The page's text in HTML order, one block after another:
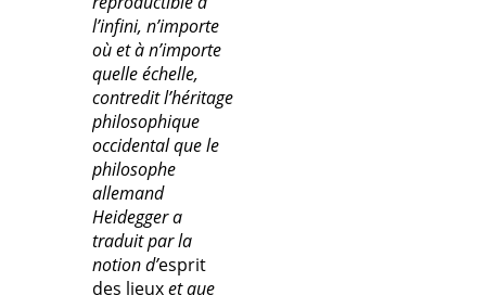
l’infini, n’importe
où et à n’importe
quelle échelle,
contredit l’héritage
philosophique
occidental que le
philosophe
allemand
Heidegger a
traduit par la
notion d’esprit
des lieuxet que